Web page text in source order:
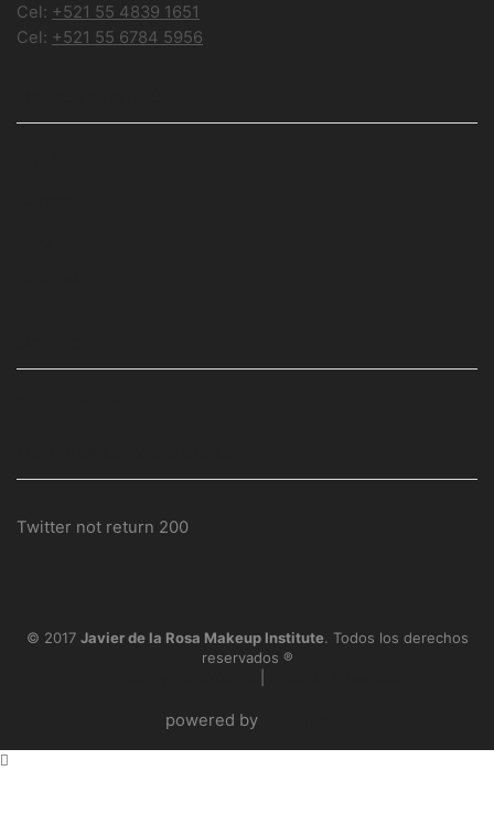
Cel: +521 55 4839 1651
Cel: +521 55 6784 5956
Twitter not return 200
© 2017 Javier de la Rosa Makeup Institute. Todos los derechos
reservados ®
powered by